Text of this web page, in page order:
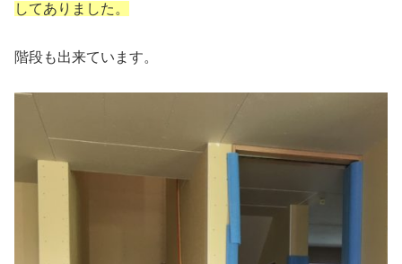
してありました。
階段も出来ています。